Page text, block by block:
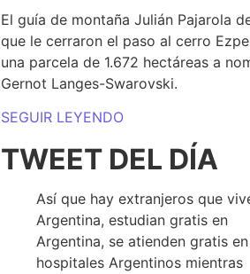
El guía de montaña Julián Pajarola
que le cerraron el paso al cerro
una parcela de 1.672 hectáreas a
Gernot Langes-Swarovski.
SEGUIR LEYENDO
TWEET DEL DÍA
Así que hay extranjeros que
Argentina, estudian gratis en
Argentina, se atienden gratis en
hospitales Argentinos mientras